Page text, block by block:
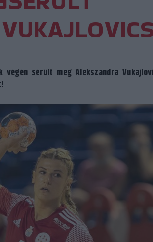
végén sérült meg Alekszandra